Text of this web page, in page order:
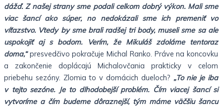
dážď. Z našej strany sme podali celkom dobrý výkon. Mali sme
viac šancí ako súper, no nedokázali sme ich premeniť vo
víťazstvo. Vtedy by sme brali radšej tri body, museli sme sa ale
uspokojiť aj s bodom. Verím, že Mikuláš zdoláme tentoraz
doma,“presvedčivo pokračuje Michal Ranko. Práve na koncovku
a zakončenie doplácajú Michalovčania prakticky v celom
priebehu sezóny. Zlomia to v domácich dueloch? „To nie je iba
v tejto sezóne. Je to dlhodobejší problém. Čím viacej šancí si
vytvoríme a čím budeme dôraznejší, tým máme väčšiu šancu